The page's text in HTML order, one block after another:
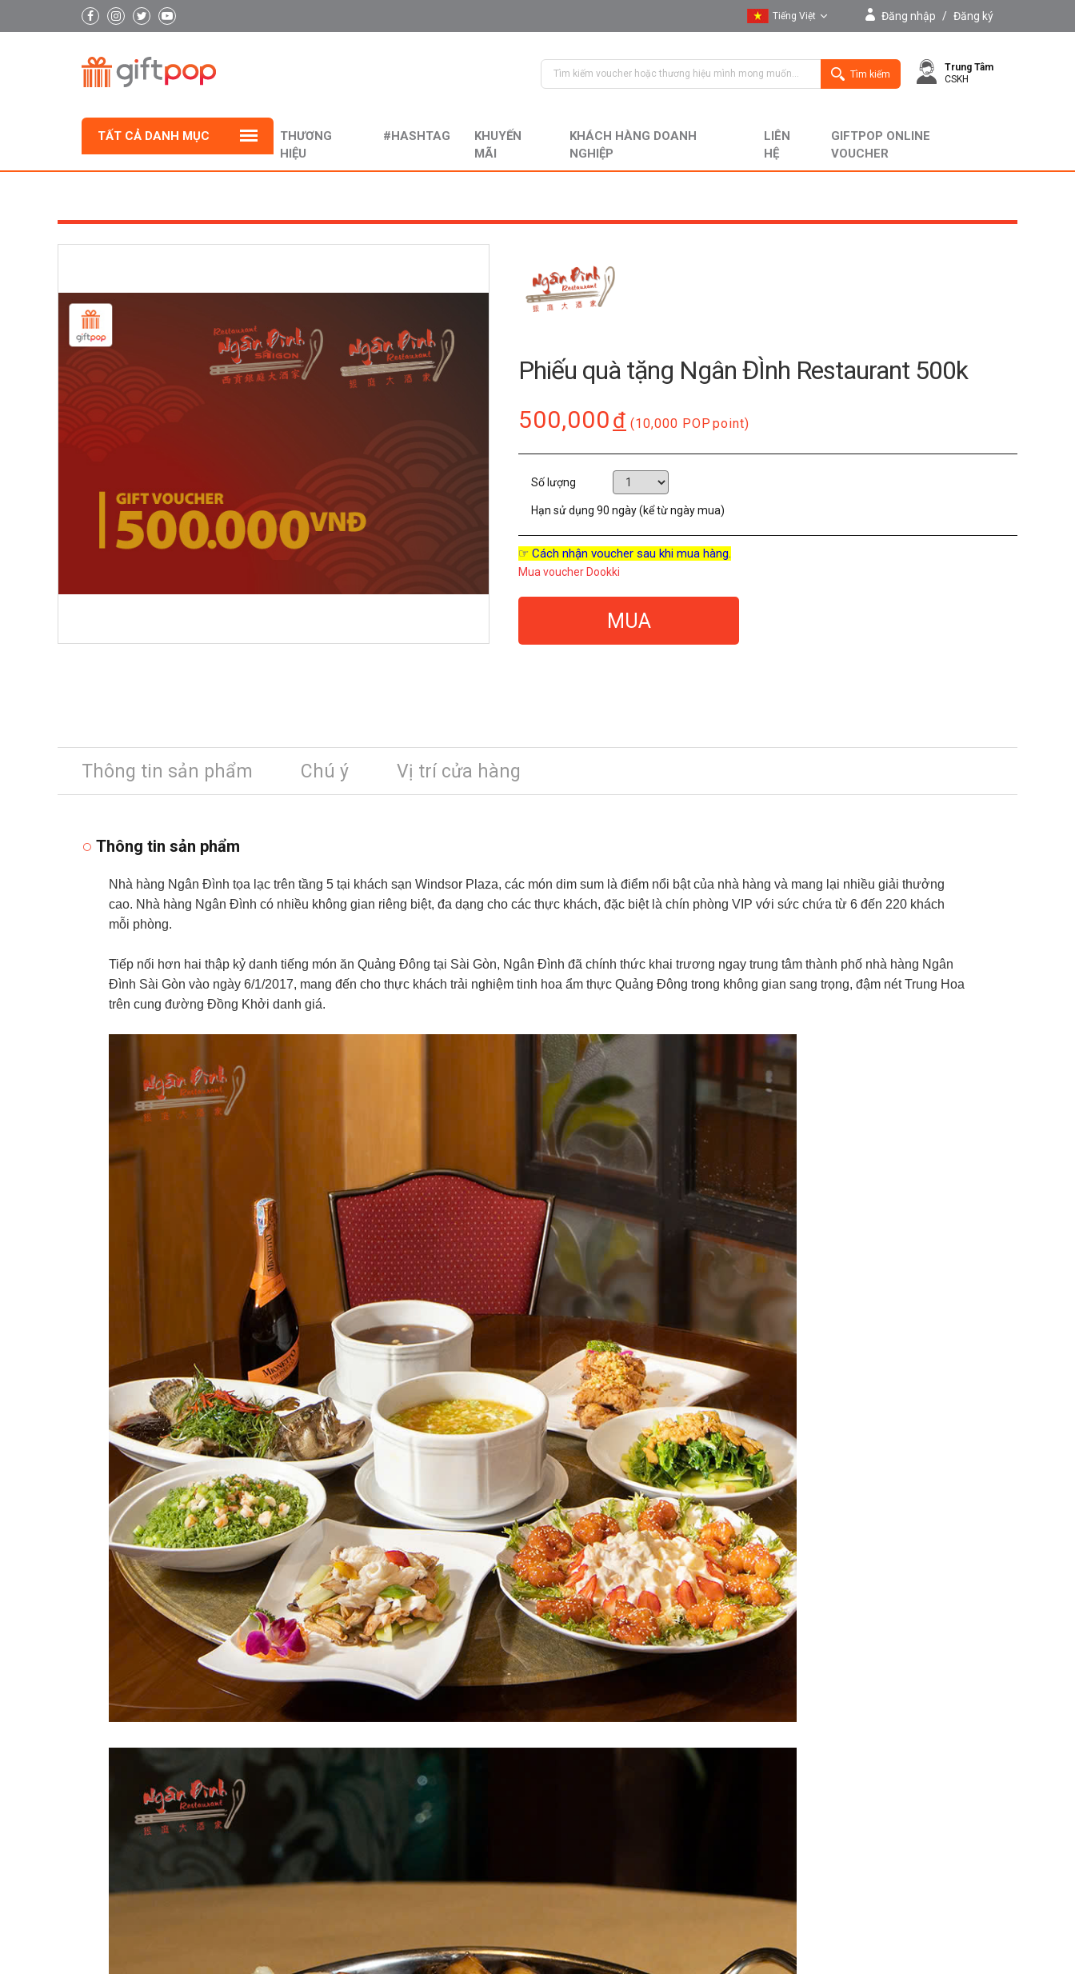
Tiếng Việt
English
Đăng nhập / Đăng ký
Tìm kiếm
Trung Tâm
CSKH
TẤT CẢ DANH MỤC
THƯƠNG
HIỆU
#HASHTAG
KHUYẾN
MÃI
KHÁCH HÀNG DOANH
NGHIỆP
LIÊN
HỆ
GIFTPOP ONLINE
VOUCHER
Phiếu quà tặng Ngân ĐÌnh Restaurant 500k
500,000đ (10,000 POP point)
Số lượng
Hạn sử dụng 90 ngày (kể từ ngày mua)
☞ Cách nhận voucher sau khi mua hàng.
Mua voucher Dookki
MUA
Thông tin sản phẩm Chú ý Vị trí cửa hàng
Thông tin sản phẩm
Nhà hàng Ngân Đình tọa lạc trên tầng 5 tại khách sạn Windsor Plaza, các món dim sum là điểm nổi bật của nhà hàng và mang lại nhiều giải thưởng
cao. Nhà hàng Ngân Đình có nhiều không gian riêng biệt, đa dạng cho các thực khách, đặc biệt là chín phòng VIP với sức chứa từ 6 đến 220 khách
mỗi phòng.
Tiếp nối hơn hai thập kỷ danh tiếng món ăn Quảng Đông tại Sài Gòn, Ngân Đình đã chính thức khai trương ngay trung tâm thành phố nhà hàng Ngân
Đình Sài Gòn vào ngày 6/1/2017, mang đến cho thực khách trải nghiệm tinh hoa ẩm thực Quảng Đông trong không gian sang trọng, đậm nét Trung Hoa
trên cung đường Đồng Khởi danh giá.